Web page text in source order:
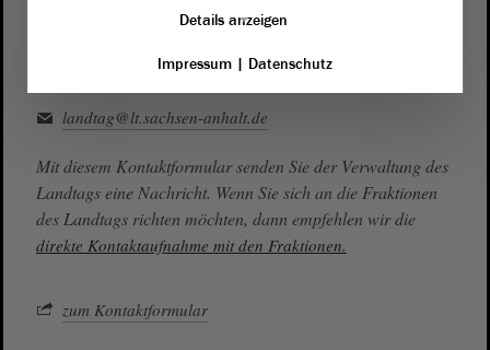
landtag@lt.sachsen-anhalt.de
Mit diesem Kontaktformular senden Sie der Verwaltung des
Landtags eine Nachricht. Wenn Sie sich an die Fraktionen
des Landtags richten möchten, dann empfehlen wir die
direkte Kontaktaufnahme mit den Fraktionen.
zum Kontaktformular
Details anzeigen
Impressum| Datenschutz